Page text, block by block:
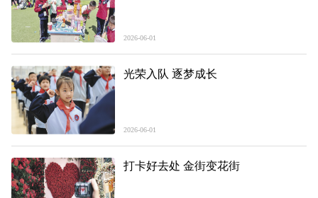
2026-06-01
光荣入队 逐梦成长
2026-06-01
打卡好去处 金街变花街